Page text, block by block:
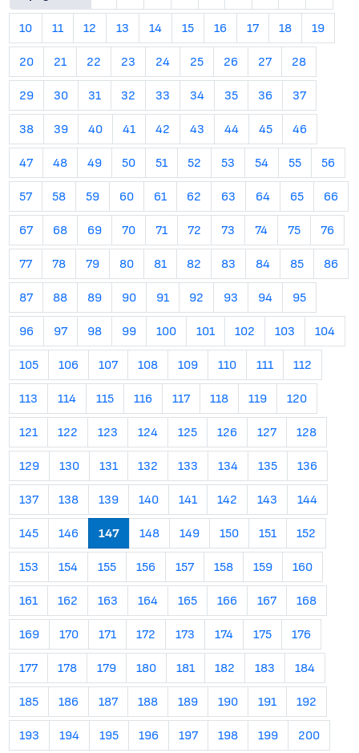
10 11 12 13 14 15 16 17 18 19
20 21 22 23 24 25 26 27 28
29 30 31 32 33 34 35 36 37
38 39 40 41 42 43 44 45 46
47 48 49 50 51 52 53 54 55 56
57 58 59 60 61 62 63 64 65 66
67 68 69 70 71 72 73 74 75 76
77 78 79 80 81 82 83 84 85 86
87 88 89 90 91 92 93 94 95
96 97 98 99 100 101 102 103 104
105 106 107 108 109 110 111 112
113 114 115 116 117 118 119 120
121 122 123 124 125 126 127 128
129 130 131 132 133 134 135 136
137 138 139 140 141 142 143 144
145 146 147 148 149 150 151 152
153 154 155 156 157 158 159 160
161 162 163 164 165 166 167 168
169 170 171 172 173 174 175 176
177 178 179 180 181 182 183 184
185 186 187 188 189 190 191 192
193 194 195 196 197 198 199 200